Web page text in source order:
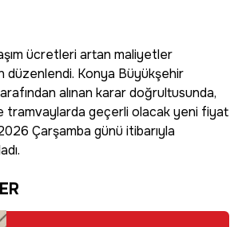
ücretleri artan maliyetler
düzenlendi. Konya Büyükşehir
alınan karar doğrultusunda,
tramvaylarda geçerli olacak yeni fiyat
Çarşamba günü itibarıyla